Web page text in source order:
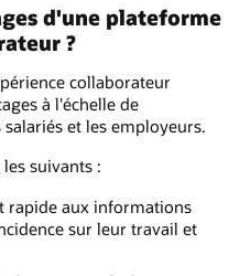
d'une plateforme
?
collaborateur
à l'échelle de
et les employeurs.
suivants :
rapide aux informations
sur leur travail et